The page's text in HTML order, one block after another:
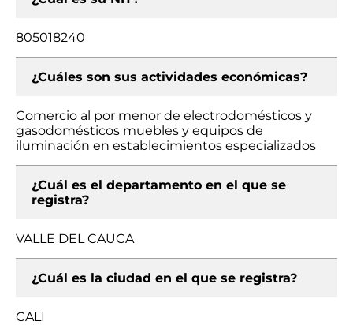
805018240
¿Cuáles son sus actividades económicas?
Comercio al por menor de electrodomésticos y
gasodomésticos muebles y equipos de
iluminación en establecimientos especializados
¿Cuál es el departamento en el que se
registra?
VALLE DEL CAUCA
¿Cuál es la ciudad en el que se registra?
CALI